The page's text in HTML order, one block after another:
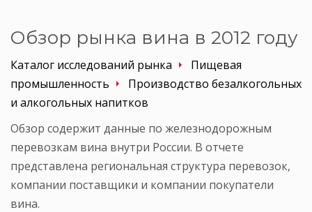
Обзор рынка вина в 2012 году
Каталог исследований рынка
Пищевая
промышленность
Производство безалкогольных
и алкогольных напитков
Обзор содержит данные по железнодорожным
перевозкам вина внутри России. В отчете
представлена региональная структура перевозок,
компании поставщики и компании покупатели
вина.